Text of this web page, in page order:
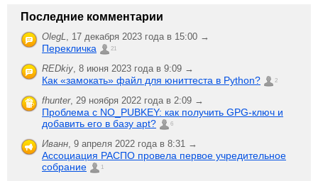
Последние комментарии
OlegL, 17 декабря 2023 года в 15:00 →
Перекличка 21
REDkiy, 8 июня 2023 года в 9:09 →
Как «замокать» файл для юниттеста в Python? 2
fhunter, 29 ноября 2022 года в 2:09 →
Проблема с NO_PUBKEY: как получить GPG-ключ и
добавить его в базу apt?
6
Иванн, 9 апреля 2022 года в 8:31 →
Ассоциация РАСПО провела первое учредительное
собрание
1